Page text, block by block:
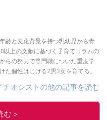
齢と文化背景を持つ乳幼児から青
以上の文献に基づく子育てコラムの
らの努力で専門職についた重度学
た個性はじける2男3女を育てる。
チオシストの他の記事を読む
む＞